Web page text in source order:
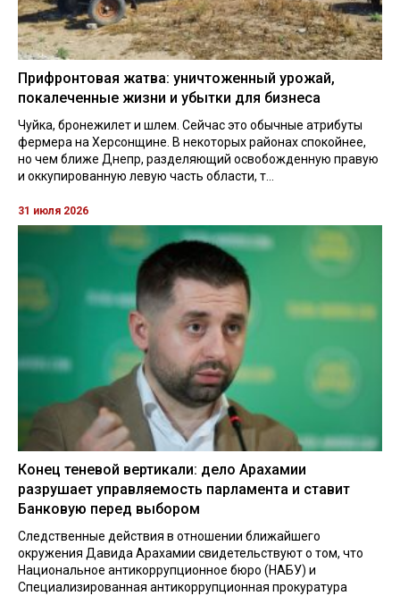
Прифронтовая жатва: уничтоженный урожай,
покалеченные жизни и убытки для бизнеса
Чуйка, бронежилет и шлем. Сейчас это обычные атрибуты
фермера на Херсонщине. В некоторых районах спокойнее,
но чем ближе Днепр, разделяющий освобожденную правую
и оккупированную левую часть области, т...
31 июля 2026
Конец теневой вертикали: дело Арахамии
разрушает управляемость парламента и ставит
Банковую перед выбором
Следственные действия в отношении ближайшего
окружения Давида Арахамии свидетельствуют о том, что
Национальное антикоррупционное бюро (НАБУ) и
Специализированная антикоррупционная прокуратура